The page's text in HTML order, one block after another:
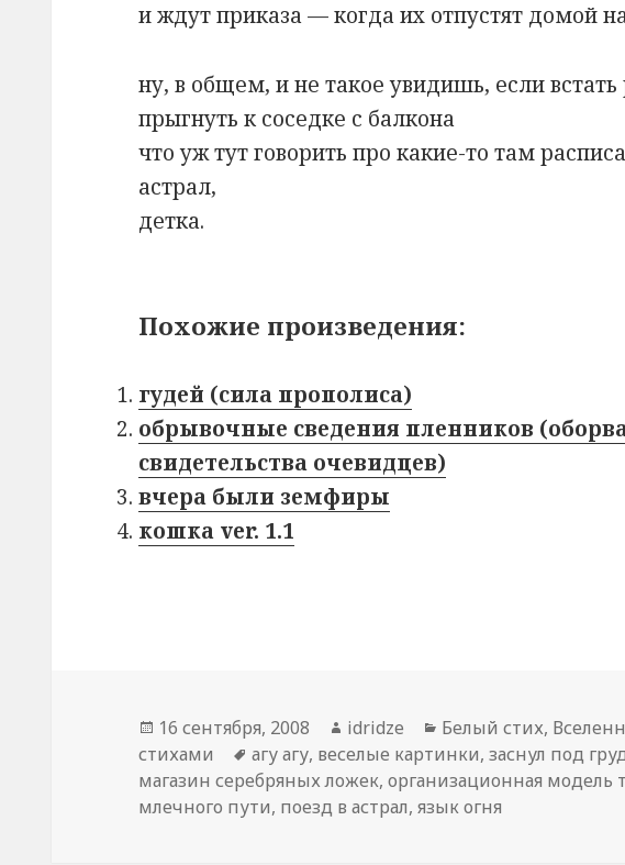
и ждут приказа — когда их отпустят домой
ну, в общем, и не такое увидишь, если
прыгнуть к соседке с балкона
что уж тут говорить про какие-то там
астрал,
детка.
Похожие произведения:
гудей (сила прополиса)
обрывочные сведения пленников
свидетельства очевидцев)
вчера были земфиры
кошка ver. 1.1
Опубликовано
16 сентября, 2008 Автор
idridze Рубрики
Белый стих,
стихами
Метки
агу агу, веселые картинки,заснул под
магазин серебряных ложек,организационная модель
млечного пути, поезд в астрал,язык огня